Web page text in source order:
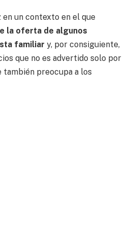
un contexto en el que
la oferta de algunos
familiar y, por consiguiente,
que no es advertido solo por
también preocupa a los